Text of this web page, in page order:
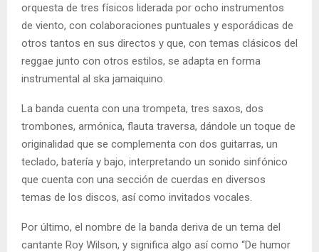
orquesta de tres físicos liderada por ocho instrumentos
de viento, con colaboraciones puntuales y esporádicas de
otros tantos en sus directos y que, con temas clásicos del
reggae junto con otros estilos, se adapta en forma
instrumental al ska jamaiquino.
La banda cuenta con una trompeta, tres saxos, dos
trombones, armónica, flauta traversa, dándole un toque de
originalidad que se complementa con dos guitarras, un
teclado, batería y bajo, interpretando un sonido sinfónico
que cuenta con una sección de cuerdas en diversos
temas de los discos, así como invitados vocales.
Por último, el nombre de la banda deriva de un tema del
cantante Roy Wilson, y significa algo así como “De humor